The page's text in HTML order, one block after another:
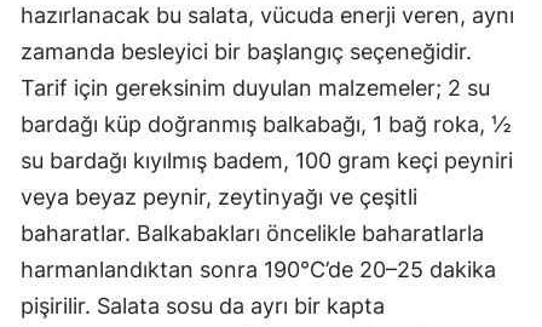
hazırlanacak bu salata, vücuda enerji veren, aynı
zamanda besleyici bir başlangıç seçeneğidir.
Tarif için gereksinim duyulan malzemeler; 2 su
bardağı küp doğranmış balkabağı, 1 bağ roka, ½
su bardağı kıyılmış badem, 100 gram keçi peyniri
veya beyaz peynir, zeytinyağı ve çeşitli
baharatlar. Balkabakları öncelikle baharatlarla
harmanlandıktan sonra 190°C’de 20–25 dakika
pişirilir. Salata sosu da ayrı bir kapta